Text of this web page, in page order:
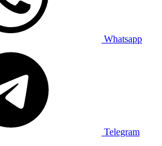
Whatsapp
Telegram